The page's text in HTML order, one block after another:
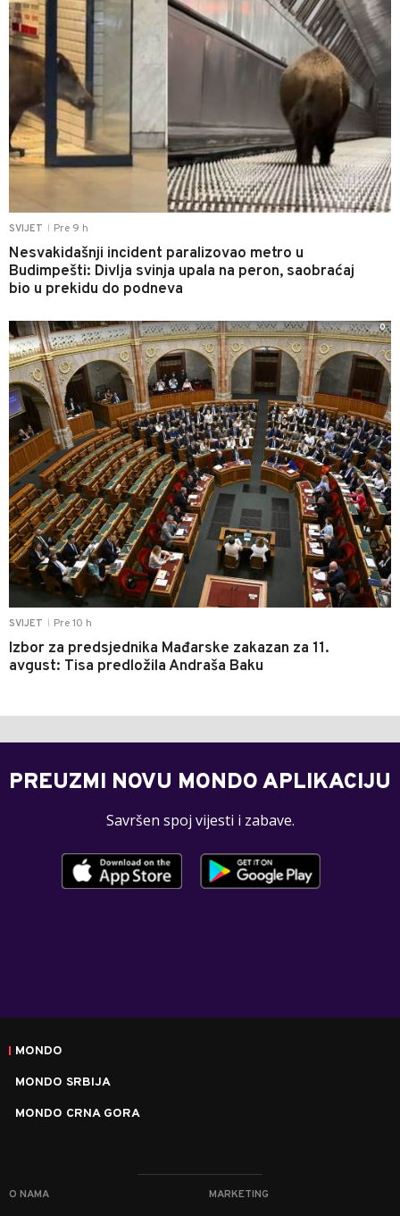
SVIJET Pre 9 h
Nesvakidašnji incident paralizovao metro u
Budimpešti: Divlja svinja upala na peron, saobraćaj
bio u prekidu do podneva
SVIJET Pre 10 h
Izbor za predsjednika Mađarske zakazan za 11.
avgust: Tisa predložila Andraša Baku
0
PREUZMI NOVU MONDO APLIKACIJU
Savršen spoj vijesti i zabave.
MONDO
MONDO SRBIJA
MONDO CRNA GORA
O NAMA MARKETING